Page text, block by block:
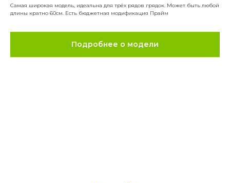
Самая широкая модель, идеальна для трёх рядов грядок. Может быть любой
длины кратно 60см. Есть бюджетная модификация Прайм
Подробнее о модели